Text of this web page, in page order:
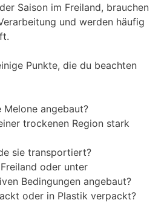
Saison im Freiland, brauchen
und werden häufig
Punkte, die du beachten
Melone angebaut?
trockenen Region stark
sie transportiert?
oder unter
Bedingungen angebaut?
oder in Plastik verpackt?